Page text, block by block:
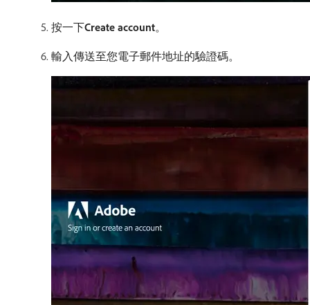
按一下​Create account。
輸入傳送至您電子郵件地址的驗證碼。